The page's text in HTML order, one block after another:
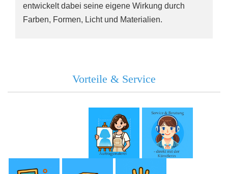
entwickelt dabei seine eigene Wirkung durch
Farben, Formen, Licht und Materialien.
Vorteile & Service